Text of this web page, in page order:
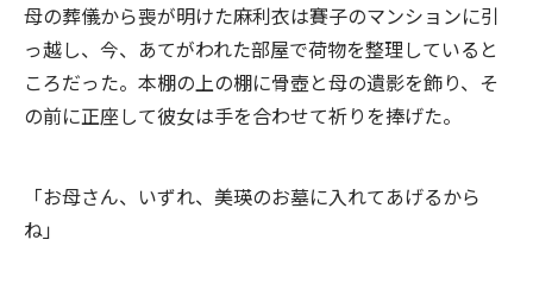
母の葬儀から喪が明けた麻利衣は賽子のマンションに引
っ越し、今、あてがわれた部屋で荷物を整理していると
ころだった。本棚の上の棚に骨壺と母の遺影を飾り、そ
の前に正座して彼女は手を合わせて祈りを捧げた。
「お母さん、いずれ、美瑛のお墓に入れてあげるから
ね」